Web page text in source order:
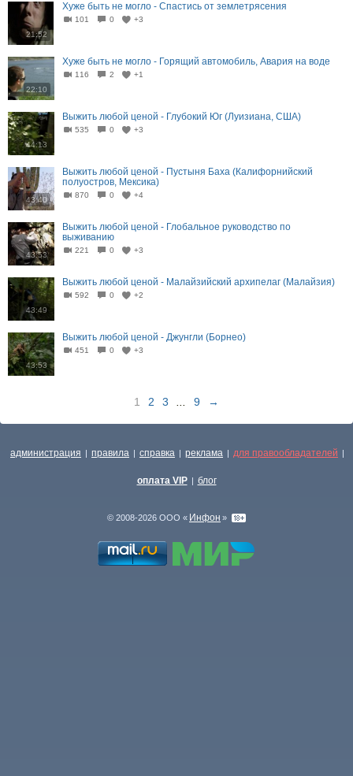
21:52
Хуже быть не могло - Спастись от землетрясения
101 0 +3
22:10
Хуже быть не могло - Горящий автомобиль, Авария на воде
116 2 +1
44:13
Выжить любой ценой - Глубокий Юг (Луизиана, США)
535 0 +3
43:40
Выжить любой ценой - Пустыня Баха (Калифорнийский
полуостров, Мексика)
870 0 +4
43:53
Выжить любой ценой - Глобальное руководство по
выживанию
221 0 +3
43:49
Выжить любой ценой - Малайзийский архипелаг (Малайзия)
592 0 +2
43:53
Выжить любой ценой - Джунгли (Борнео)
451 0 +3
1 2 3 9 →
администрация | правила | справка | реклама | для правообладателей |
оплата VIP | блог
© 2008-2026 ООО « Инфон »